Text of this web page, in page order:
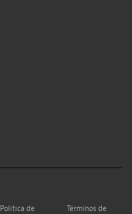
Política de Términos de